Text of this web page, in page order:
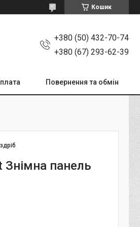
Кошик
+380 (50) 432-70-74
+380 (67) 293-62-39
Повернення та обмін
Знімна панель